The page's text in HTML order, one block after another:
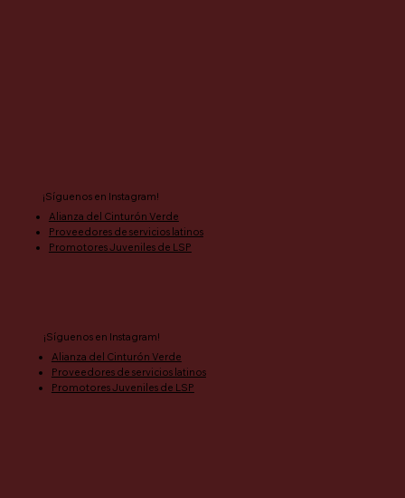
¡Síguenos en Instagram!
Alianza del Cinturón Verde
Proveedores de servicios latinos
Promotores Juveniles de LSP
¡Síguenos en Instagram!
Alianza del Cinturón Verde
Proveedores de servicios latinos
Promotores Juveniles de LSP